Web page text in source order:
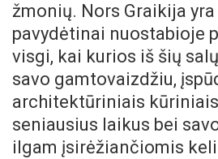
žmonių. Nors Graikija
pavydėtinai nuostabioje
visgi, kai kurios iš šių
savo gamtovaizdžiu,
architektūriniais
seniausius laikus bei
ilgam įsirėžiančiomis